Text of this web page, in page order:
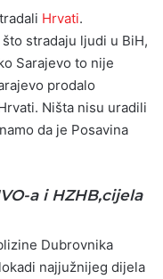
Hrvati.
stradaju ljudi u BiH,
Sarajevo to nije
prodalo
Ništa nisu uradili
da je Posavina
a i HZHB,cijela
Dubrovnika
najjužnijeg dijela